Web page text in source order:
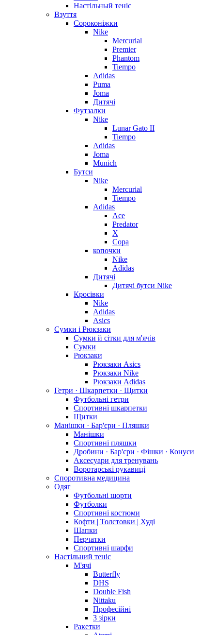
Настільный теніс
Взуття
Сороконіжки
Nike
Mercurial
Premier
Phantom
Tiempo
Adidas
Puma
Joma
Дитячі
Футзалки
Nike
Lunar Gato II
Tiempo
Adidas
Joma
Munich
Бутси
Nike
Mercurial
Tiempo
Adidas
Ace
Predator
X
Copa
копочки
Nike
Adidas
Дитячі
Дитячі бутси Nike
Кросівки
Nike
Adidas
Asics
Сумки і Рюкзаки
Сумки й сітки для м'ячів
Сумки
Рюкзаки
Рюкзаки Asics
Рюкзаки Nike
Рюкзаки Adidas
Гетри · Шкарпетки · Щитки
Футбольні гетри
Спортивні шкарпетки
Щитки
Манішки · Бар'єри · Пляшки
Манішки
Спортивні пляшки
Дробини · Бар'єри · Фішки · Конуси
Аксесуари для тренувань
Воротарські рукавиці
Споротивна медицина
Одяг
Футбольні шорти
Футболки
Спортивні костюми
Кофти | Толстовки | Худі
Шапки
Перчатки
Спортивні шарфи
Настільний теніс
М'ячі
Butterfly
DHS
Double Fish
Nittaku
Професійні
3 зірки
Ракетки